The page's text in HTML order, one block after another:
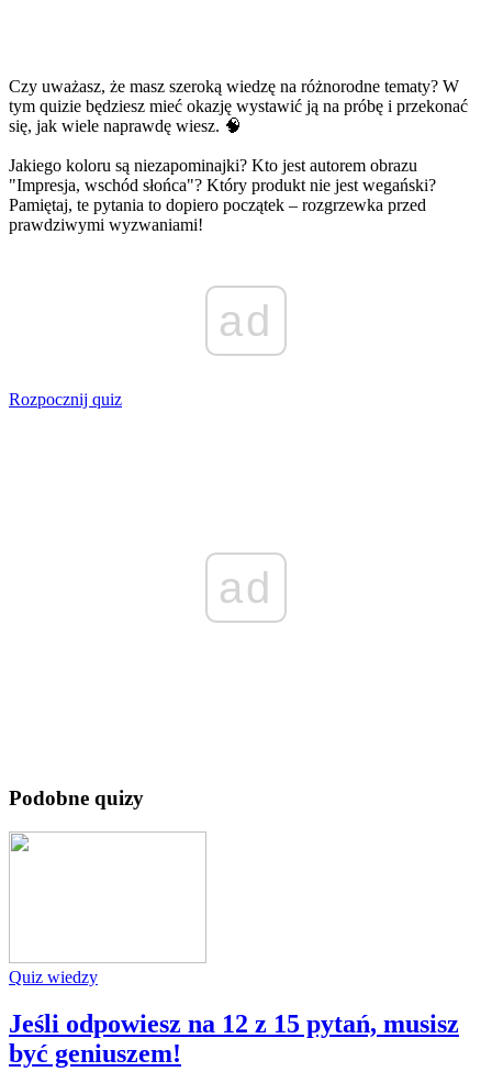
Czy uważasz, że masz szeroką wiedzę na różnorodne tematy? W
tym quizie będziesz mieć okazję wystawić ją na próbę i przekonać
się, jak wiele naprawdę wiesz. 🧠
Jakiego koloru są niezapominajki? Kto jest autorem obrazu
"Impresja, wschód słońca"? Który produkt nie jest wegański?
Pamiętaj, te pytania to dopiero początek – rozgrzewka przed
prawdziwymi wyzwaniami!
ad
Rozpocznij quiz
ad
Podobne quizy
Quiz wiedzy
Jeśli odpowiesz na 12 z 15 pytań, musisz
być geniuszem!